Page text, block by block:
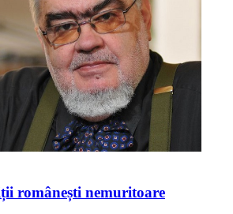
românești nemuritoare